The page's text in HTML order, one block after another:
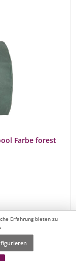
Farbe forest
Erfahrung bieten zu